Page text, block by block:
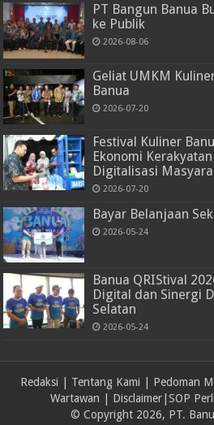
PT Bangun Banua
ke Publik
2026-08-06
Geliat UMKM
Banua
2026-07-20
Festival Kuliner
Ekonomi
Digitalisasi
2026-07-20
Bayar Belanjaan
2026-05-24
Banua QRIStival
Digital dan Sinergi
Selatan
2026-05-24
Redaksi Tentang Kami Pedoman
Wartawan
Disclaimer SOP
© Copyright 2026, PT.